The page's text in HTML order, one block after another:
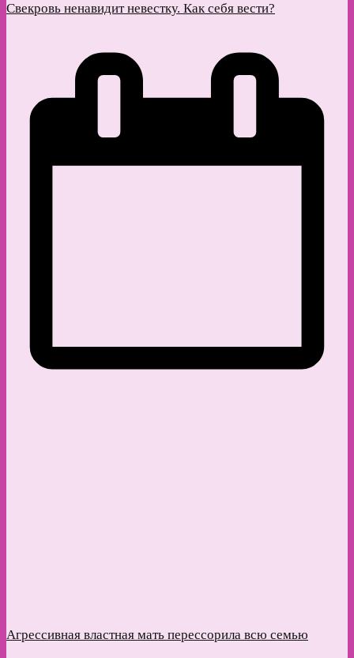
Свекровь ненавидит невестку. Как себя вести?
Агрессивная властная мать перессорила всю семью